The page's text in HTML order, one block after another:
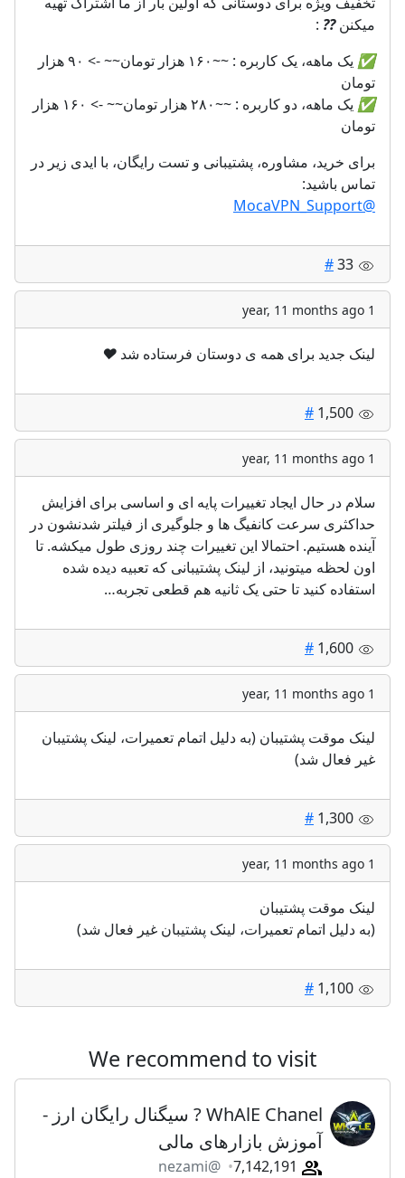
میکنن?
?
:
✅
یک ماهه، یک کاربره : ~~١۶٠ هزار تومان~~ -> ٩٠ هزار
تومان
✅
یک ماهه، دو کاربره : ~~٢٨٠ هزار تومان~~ -> ١۶٠ هزار
تومان
برای خرید، مشاوره، پشتیبانی و تست رایگان، با ایدی زیر در
تماس باشید:
@MocaVPN_Support
#
1 year, 11 months ago
لینک جدید برای همه ی دوستان فرستاده شد ❤️
#
1 year, 11 months ago
سلام در حال ایجاد تغییرات پایه ای و اساسی برای افزایش
حداکثری سرعت کانفیگ ها و جلوگیری از فیلتر شدنشون در
آینده هستیم. احتمالا این تغییرات چند روزی طول میکشه. تا
اون لحظه میتونید، از لینک پشتیبانی که تعبیه دیده شده
استفاده کنید تا حتی یک ثانیه هم قطعی تجربه…
#
1 year, 11 months ago
لینک موقت پشتیبان (به دلیل اتمام تعمیرات، لینک پشتیبان
غیر فعال شد)
#
1 year, 11 months ago
لینک موقت پشتیبان
(به دلیل اتمام تعمیرات، لینک پشتیبان غیر فعال شد)
#
We recommend to visit
WhAlE Chanel ? سیگنال رایگان ارز -
آموزش بازارهای مالی
@nezami